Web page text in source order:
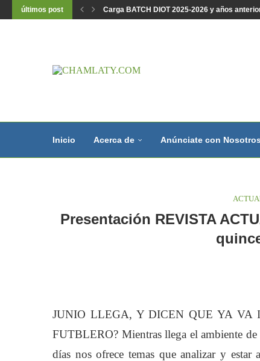
últimos post Carga BATCH DIOT 2025-2026 y años
Inicio Acerca de Anúnciate con Nosotros
Presentación REVISTA
JUNIO LLEGA, Y DICEN QUE YA VA
FUTBLERO? Mientras llega el ambiente
días nos ofrece temas que analizar y